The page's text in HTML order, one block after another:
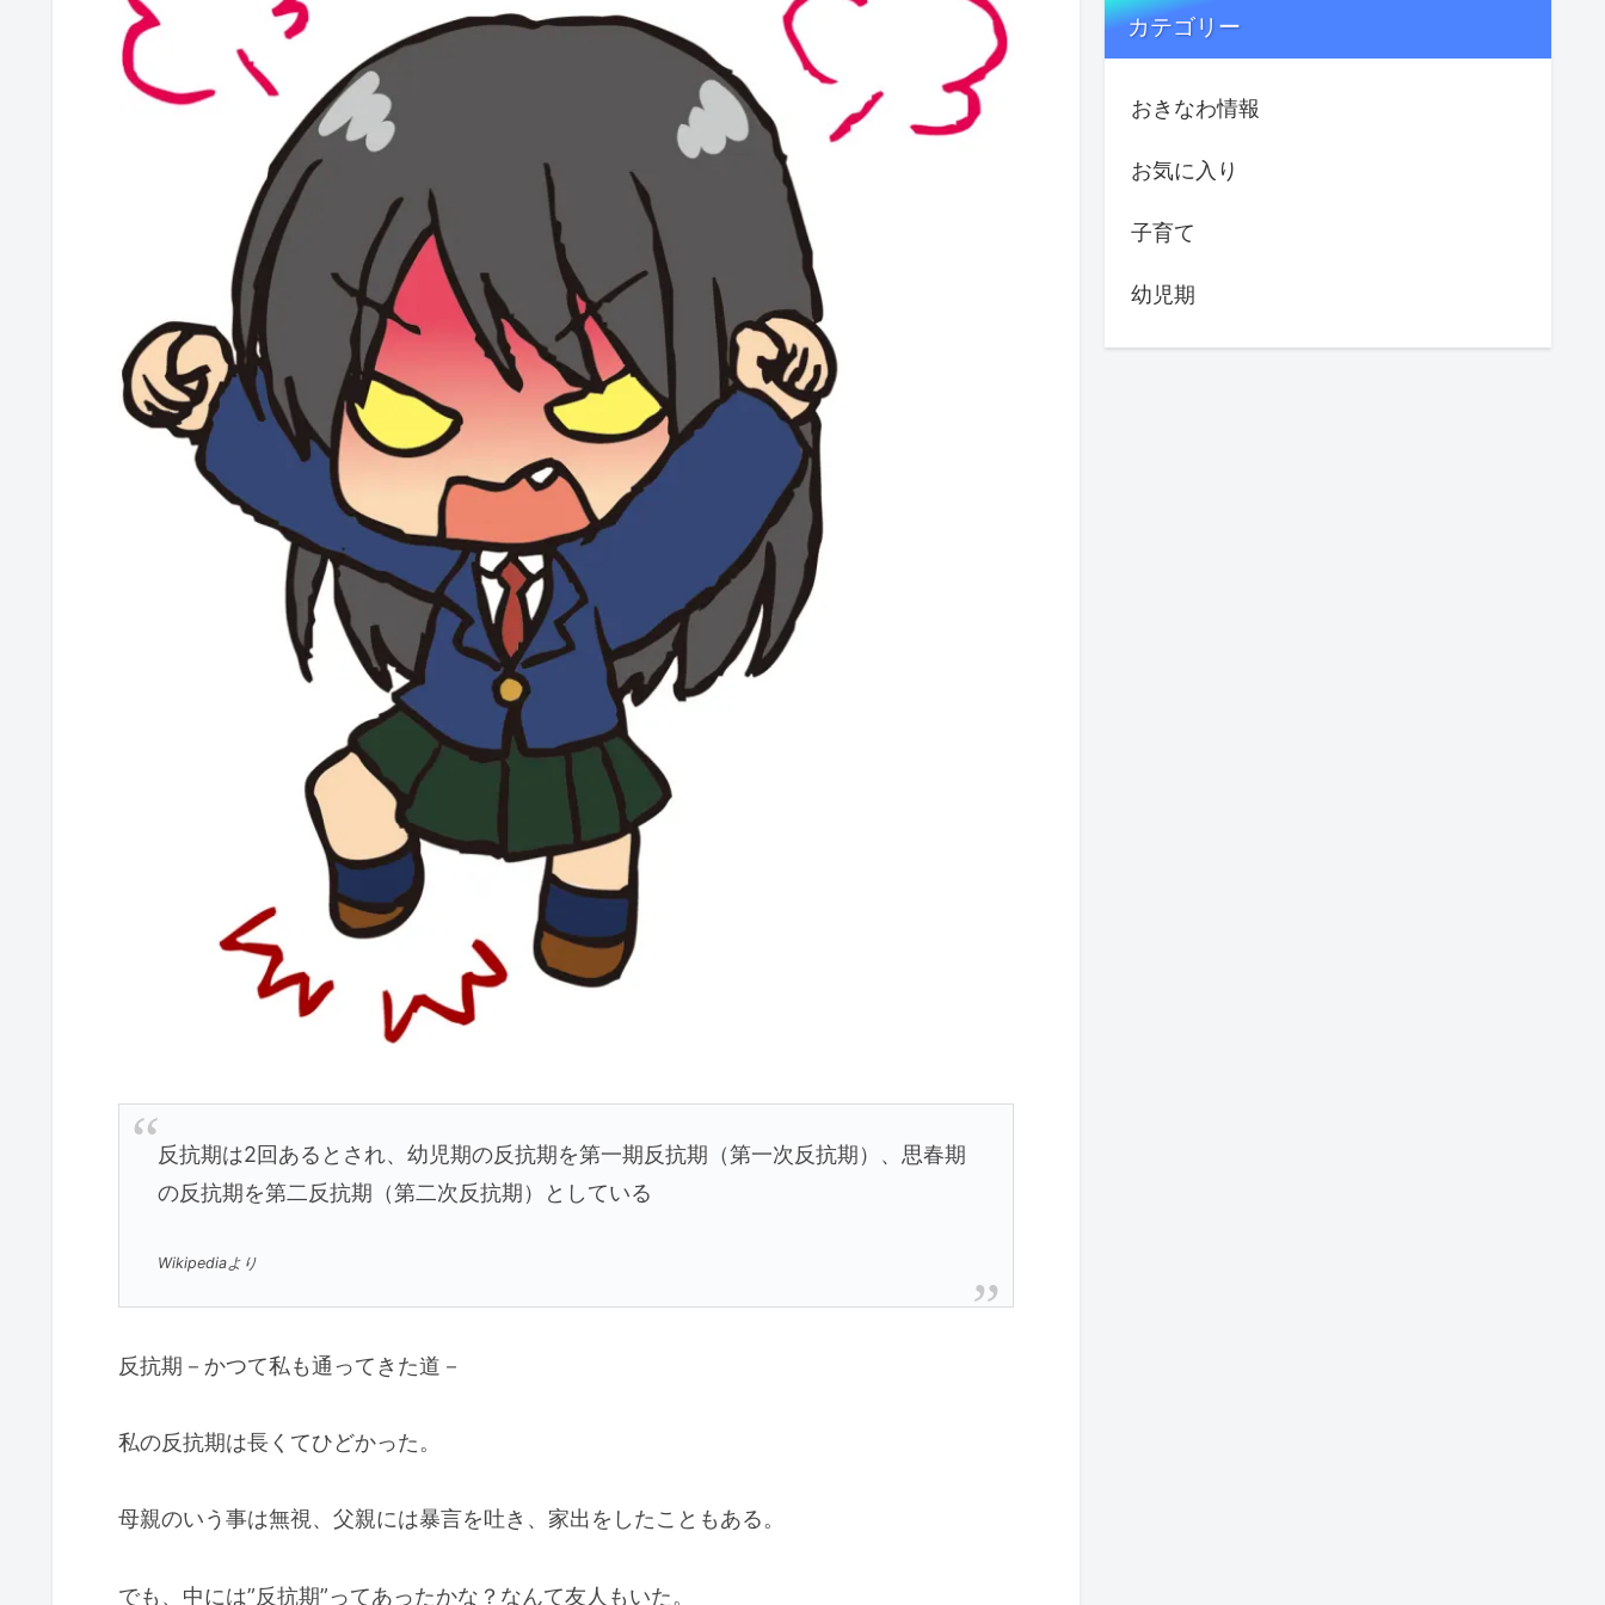
反抗期は2回あるとされ、幼児期の反抗期を第一期反抗期（第一次反抗期）、思春期
の反抗期を第二反抗期（第二次反抗期）としている
Wikipediaより
反抗期－かつて私も通ってきた道－
私の反抗期は長くてひどかった。
母親のいう事は無視、父親には暴言を吐き、家出をしたこともある。
でも、中には”反抗期”ってあったかな？なんて友人もいた。
カテゴリー
おきなわ情報
お気に入り
子育て
幼児期